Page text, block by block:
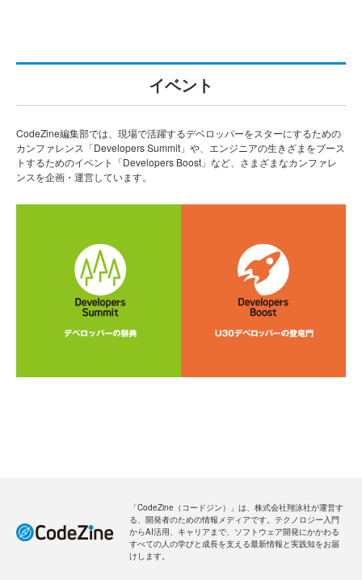
イベント
CodeZine編集部では、現場で活躍するデベロッパーをスターにするための
カンファレンス「Developers Summit」や、エンジニアの生きざまをブース
トするためのイベント「Developers Boost」など、さまざまなカンファレ
ンスを企画・運営しています。
「CodeZine（コードジン）」は、株式会社翔泳社が運営す
る、開発者のための情報メディアです。テクノロジー入門
からAI活用、キャリアまで、ソフトウェア開発にかかわる
すべての人の学びと成長を支える最新情報と実践知をお届
けします。